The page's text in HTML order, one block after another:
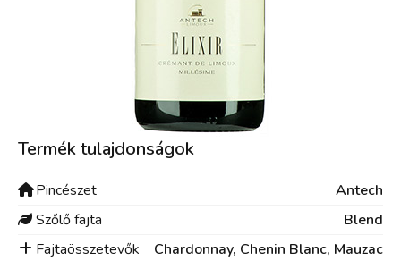
Termék tulajdonságok
Pincészet
Antech
Szőlő fajta
Blend
Fajtaösszetevők
Chardonnay, Chenin Blanc, Mauzac